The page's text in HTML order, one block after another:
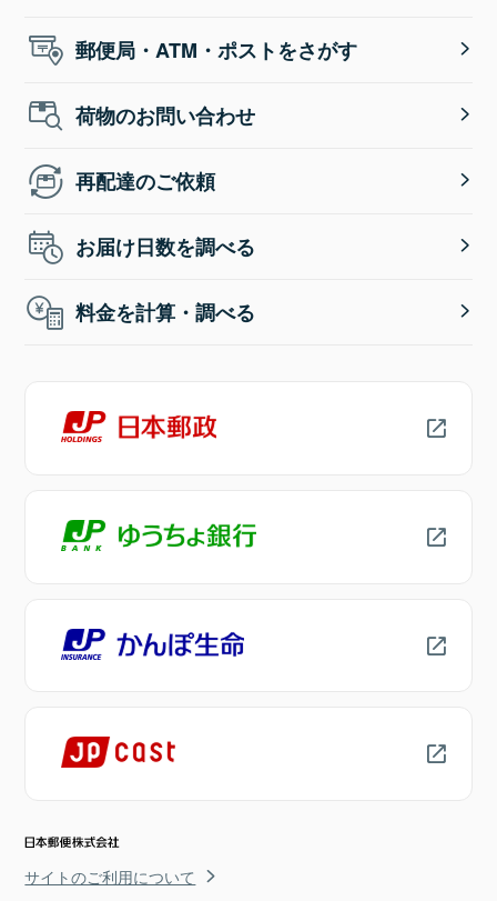
郵便局・ATM・ポストをさがす
荷物のお問い合わせ
再配達のご依頼
お届け日数を調べる
料金を計算・調べる
サイトのご利用について